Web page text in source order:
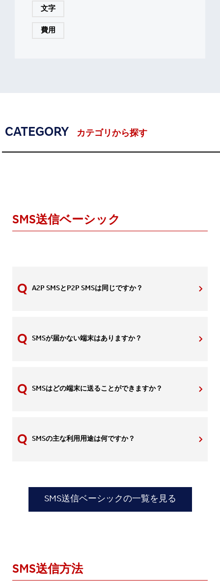
文字
費用
CATEGORY カテゴリから探す
SMS送信ベーシック
A2P SMSとP2P SMSは同じですか？
SMSが届かない端末はありますか？
SMSはどの端末に送ることができますか？
SMSの主な利用用途は何ですか？
SMS送信ベーシックの一覧を見る
SMS送信方法